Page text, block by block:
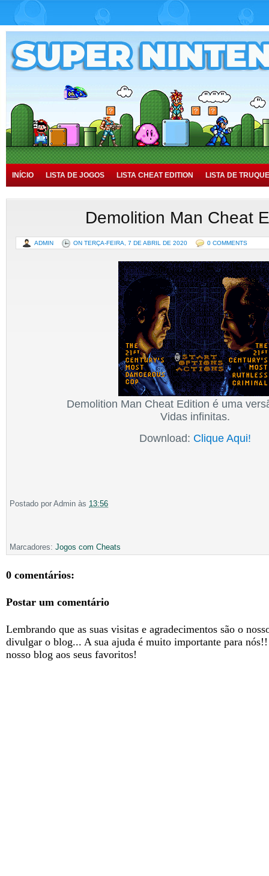
INÍCIO LISTA DE JOGOS LISTA CHEAT EDITION LISTA DE
TUTORIAIS HISTÓRIA
Demolition Man Cheat
ADMIN ON TERÇA-FEIRA, 7 DE ABRIL DE 2020 0 COMMENTS
Demolition Man Cheat Edition é uma
Vidas infinitas.
Download: Clique Aqui!
Postado por Admin às 13:56
Marcadores: Jogos com Cheats
0 comentários:
Postar um comentário
Lembrando que as suas visitas e agradecimentos são o
divulgar o blog... A sua ajuda é muito importante para nós!!
nosso blog aos seus favoritos!